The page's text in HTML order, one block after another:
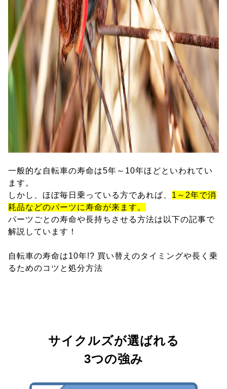
一般的な自転車の寿命は5年～10年ほどといわれてい
ます。
しかし、ほぼ毎日乗っている方であれば、 1～2年で消
耗品などのパーツに寿命が来ます。
パーツごとの寿命や長持ちさせる方法は以下の記事で
解説しています！
自転車の寿命は10年!? 買い替えのタイミングや長く乗
るためのコツと処分方法
サイクルズが選ばれる
3つの強み